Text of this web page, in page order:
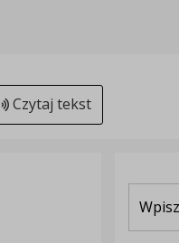
Czytaj tekst